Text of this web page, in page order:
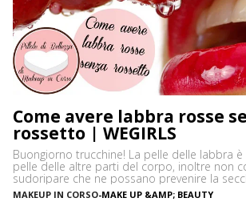
Come avere labbra rosse
rossetto | WEGIRLS
Buongiorno trucchine! La pelle delle labbra
pelle delle altre parti del corpo, inoltre non
sudoripare che ne possano prevenire la
sono sensibili alle aggressioni ambientali e
diventare scure o sbiadite soprattutto a
MAKEUP IN CORSO-MAKE UP &AMP; BEAUTY